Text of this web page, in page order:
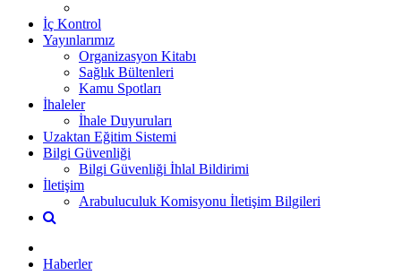
İç Kontrol
Yayınlarımız
Organizasyon Kitabı
Sağlık Bültenleri
Kamu Spotları
İhaleler
İhale Duyuruları
Uzaktan Eğitim Sistemi
Bilgi Güvenliği
Bilgi Güvenliği İhlal Bildirimi
İletişim
Arabuluculuk Komisyonu İletişim Bilgileri
Haberler